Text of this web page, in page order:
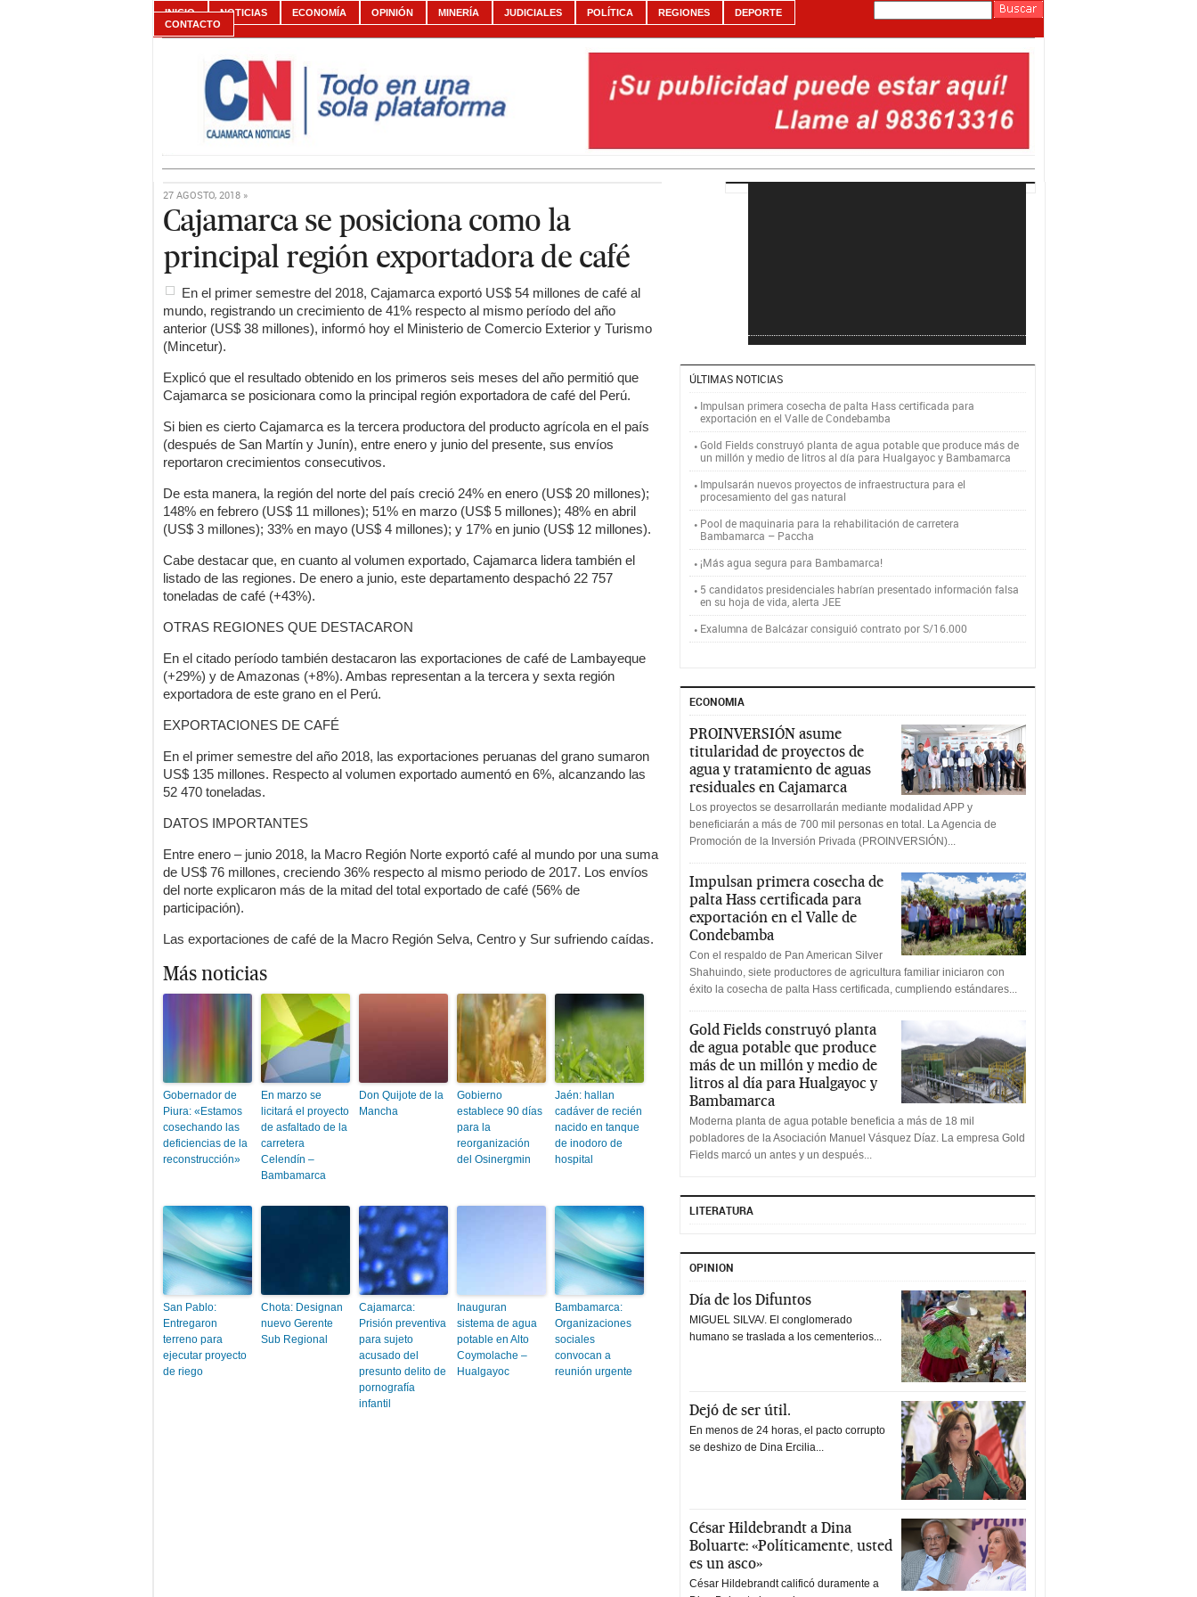
INICIO NOTICIAS ECONOMÍA OPINIÓN MINERÍA JUDICIALES POLÍTICA REGIONES
DEPORTE
CONTACTO
27 AGOSTO, 2018 »
Cajamarca se posiciona como la
principal región exportadora de café
En el primer semestre del 2018, Cajamarca exportó US$ 54 millones de café al
mundo, registrando un crecimiento de 41% respecto al mismo período del año
anterior (US$ 38 millones), informó hoy el Ministerio de Comercio Exterior y Turismo
(Mincetur).
Explicó que el resultado obtenido en los primeros seis meses del año permitió que
Cajamarca se posicionara como la principal región exportadora de café del Perú.
Si bien es cierto Cajamarca es la tercera productora del producto agrícola en el país
(después de San Martín y Junín), entre enero y junio del presente, sus envíos
reportaron crecimientos consecutivos.
De esta manera, la región del norte del país creció 24% en enero (US$ 20 millones);
148% en febrero (US$ 11 millones); 51% en marzo (US$ 5 millones); 48% en abril
(US$ 3 millones); 33% en mayo (US$ 4 millones); y 17% en junio (US$ 12 millones).
Cabe destacar que, en cuanto al volumen exportado, Cajamarca lidera también el
listado de las regiones. De enero a junio, este departamento despachó 22 757
toneladas de café (+43%).
OTRAS REGIONES QUE DESTACARON
En el citado período también destacaron las exportaciones de café de Lambayeque
(+29%) y de Amazonas (+8%). Ambas representan a la tercera y sexta región
exportadora de este grano en el Perú.
EXPORTACIONES DE CAFÉ
En el primer semestre del año 2018, las exportaciones peruanas del grano sumaron
US$ 135 millones. Respecto al volumen exportado aumentó en 6%, alcanzando las
52 470 toneladas.
DATOS IMPORTANTES
Entre enero – junio 2018, la Macro Región Norte exportó café al mundo por una suma
de US$ 76 millones, creciendo 36% respecto al mismo periodo de 2017. Los envíos
del norte explicaron más de la mitad del total exportado de café (56% de
participación).
Las exportaciones de café de la Macro Región Selva, Centro y Sur sufriendo caídas.
Más noticias
Gobernador de
Piura: «Estamos
cosechando las
deficiencias de la
reconstrucción»
En marzo se
licitará el proyecto
de asfaltado de la
carretera
Celendín –
Bambamarca
Don Quijote de la
Mancha
Gobierno
establece 90 días
para la
reorganización
del Osinergmin
Jaén: hallan
cadáver de recién
nacido en tanque
de inodoro de
hospital
San Pablo:
Entregaron
terreno para
ejecutar proyecto
de riego
Chota: Designan
nuevo Gerente
Sub Regional
Cajamarca:
Prisión preventiva
para sujeto
acusado del
presunto delito de
pornografía
infantil
Inauguran
sistema de agua
potable en Alto
Coymolache –
Hualgayoc
Bambamarca:
Organizaciones
sociales
convocan a
reunión urgente
ÚLTIMAS NOTICIAS
Impulsan primera cosecha de palta Hass certificada para
exportación en el Valle de Condebamba
Gold Fields construyó planta de agua potable que produce más de
un millón y medio de litros al día para Hualgayoc y Bambamarca
Impulsarán nuevos proyectos de infraestructura para el
procesamiento del gas natural
Pool de maquinaria para la rehabilitación de carretera
Bambamarca – Paccha
¡Más agua segura para Bambamarca!
5 candidatos presidenciales habrían presentado información falsa
en su hoja de vida, alerta JEE
Exalumna de Balcázar consiguió contrato por S/16.000
ECONOMIA
PROINVERSIÓN asume
titularidad de proyectos de
agua y tratamiento de aguas
residuales en Cajamarca
Los proyectos se desarrollarán mediante modalidad APP y
beneficiarán a más de 700 mil personas en total. La Agencia de
Promoción de la Inversión Privada (PROINVERSIÓN)...
Impulsan primera cosecha de
palta Hass certificada para
exportación en el Valle de
Condebamba
Con el respaldo de Pan American Silver
Shahuindo, siete productores de agricultura familiar iniciaron con
éxito la cosecha de palta Hass certificada, cumpliendo estándares...
Gold Fields construyó planta
de agua potable que produce
más de un millón y medio de
litros al día para Hualgayoc y
Bambamarca
Moderna planta de agua potable beneficia a más de 18 mil
pobladores de la Asociación Manuel Vásquez Díaz. La empresa Gold
Fields marcó un antes y un después...
LITERATURA
OPINION
Día de los Difuntos
MIGUEL SILVA/. El conglomerado
humano se traslada a los cementerios...
Dejó de ser útil.
En menos de 24 horas, el pacto corrupto
se deshizo de Dina Ercilia...
César Hildebrandt a Dina
Boluarte: «Políticamente, usted
es un asco»
César Hildebrandt calificó duramente a